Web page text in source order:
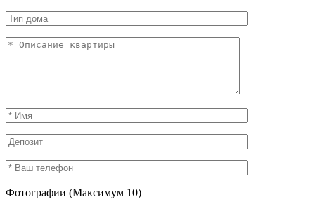
Фотографии (Максимум 10)